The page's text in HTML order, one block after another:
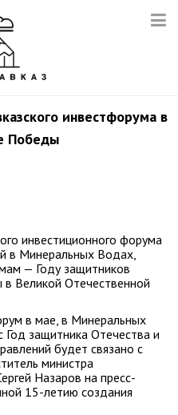
инвестфорума в
Победы
инвестиционного форума
в Минеральных Водах,
— Году защитников
Великой Отечественной
в мае, в Минеральных
Год защитника Отечества и
будет связано с
министра
Назаров на пресс-
15-летию создания